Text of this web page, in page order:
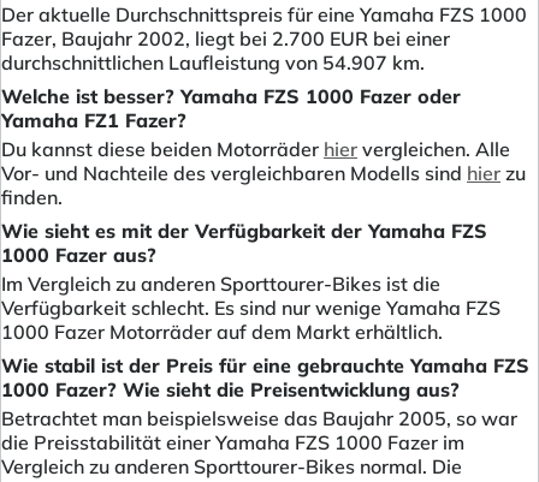
Der aktuelle Durchschnittspreis für eine Yamaha FZS 1000
Fazer, Baujahr 2002, liegt bei 2.700 EUR bei einer
durchschnittlichen Laufleistung von 54.907 km.
Welche ist besser? Yamaha FZS 1000 Fazer oder
Yamaha FZ1 Fazer?
Du kannst diese beiden Motorräder hier vergleichen. Alle
Vor- und Nachteile des vergleichbaren Modells sind hier zu
finden.
Wie sieht es mit der Verfügbarkeit der Yamaha FZS
1000 Fazer aus?
Im Vergleich zu anderen Sporttourer-Bikes ist die
Verfügbarkeit schlecht. Es sind nur wenige Yamaha FZS
1000 Fazer Motorräder auf dem Markt erhältlich.
Wie stabil ist der Preis für eine gebrauchte Yamaha FZS
1000 Fazer? Wie sieht die Preisentwicklung aus?
Betrachtet man beispielsweise das Baujahr 2005, so war
die Preisstabilität einer Yamaha FZS 1000 Fazer im
Vergleich zu anderen Sporttourer-Bikes normal. Die